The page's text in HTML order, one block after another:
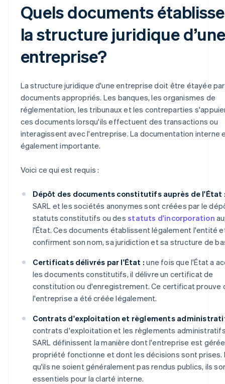
Quels documents
la structure juridique d’une
entreprise?
La structure juridique d'une entreprise doit être étayée
documents appropriés. Les banques, les organismes de
réglementation, les tribunaux et les contreparties
ces documents lorsqu'ils effectuent des transactions ou
interagissent avec l'entreprise. La documentation interne
également importante.
Voici ce qui est requis :
Dépôt des documents constitutifs auprès de l'État
SARL et les sociétés anonymes sont créées par le
statuts constitutifs ou desstatuts d'incorporation
l'État. Ces documents établissent légalement l'entité
confirment son nom, sa juridiction et sa structure de
Certificats délivrés par l'État : une fois que l'État a
les documents constitutifs, il délivre un certificat de
constitution ou d'enregistrement. Ce certificat prouve
l'entreprise a été créée légalement.
Contrats d'exploitation et règlements
contrats d'exploitation et les règlements
SARL définissent la manière dont l'entreprise est
propriété fonctionne et dont les décisions sont prises.
qu'ils ne soient généralement pas rendus publics, ils
essentiels pour la clarté interne.